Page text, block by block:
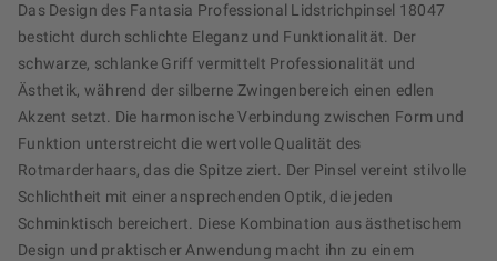
Das Design des Fantasia Professional Lidstrichpinsel 18047
besticht durch schlichte Eleganz und Funktionalität. Der
schwarze, schlanke Griff vermittelt Professionalität und
Ästhetik, während der silberne Zwingenbereich einen edlen
Akzent setzt. Die harmonische Verbindung zwischen Form und
Funktion unterstreicht die wertvolle Qualität des
Rotmarderhaars, das die Spitze ziert. Der Pinsel vereint stilvolle
Schlichtheit mit einer ansprechenden Optik, die jeden
Schminktisch bereichert. Diese Kombination aus ästhetischem
Design und praktischer Anwendung macht ihn zu einem